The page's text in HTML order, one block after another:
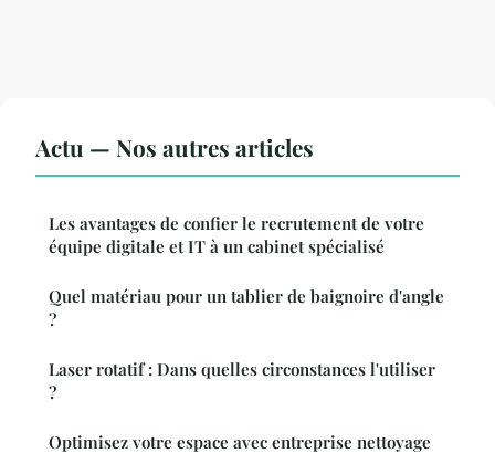
Actu — Nos autres articles
Les avantages de confier le recrutement de votre
équipe digitale et IT à un cabinet spécialisé
Quel matériau pour un tablier de baignoire d'angle
?
Laser rotatif : Dans quelles circonstances l'utiliser
?
Optimisez votre espace avec entreprise nettoyage